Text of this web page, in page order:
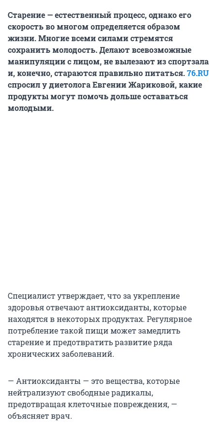
Старение — естественный процесс, однако его
скорость во многом определяется образом
жизни. Многие всеми силами стремятся
сохранить молодость. Делают всевозможные
манипуляции с лицом, не вылезают из спортзала
и, конечно, стараются правильно питаться.76.RU
спросил у диетолога Евгении Жариковой, какие
продукты могут помочь дольше оставаться
молодыми.
Специалист утверждает, что за укрепление
здоровья отвечают антиоксиданты, которые
находятся в некоторых продуктах. Регулярное
потребление такой пищи может замедлить
старение и предотвратить развитие ряда
хронических заболеваний.
— Антиоксиданты — это вещества, которые
нейтрализуют свободные радикалы,
предотвращая клеточные повреждения, —
объясняет врач.